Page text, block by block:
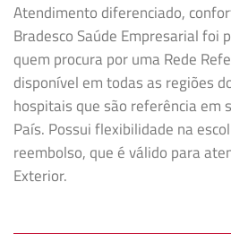
Atendimento diferenciado,
Bradesco Saúde Empresarial foi
quem procura por uma Rede
disponível em todas as regiões
hospitais que são referência em
País. Possui flexibilidade na
reembolso, que é válido para
Exterior.